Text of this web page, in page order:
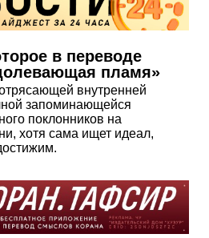
в переводе
пламя»
внутренней
запоминающейся
поклонников на
хотя сама ищет идеал,